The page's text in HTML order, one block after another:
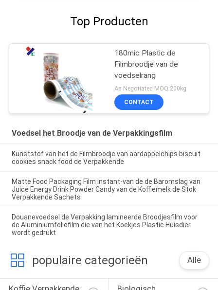
Top Producten
180mic Plastic de
Filmbroodje van de
voedselrang
As Negotiated MOQ:200kg
CONTACT
Voedsel het Broodje van de Verpakkingsfilm
Kunststof van het de Filmbroodje van aardappelchips biscuit
cookies snack food de Verpakkende
Matte Food Packaging Film Instant-van de de Baromslag van
Juice Energy Drink Powder Candy van de Koffiemelk de Stok
Verpakkende Sachets
Douanevoedsel de Verpakking lamineerde Broodjesfilm voor
de Aluminiumfoliefilm die van het Koekjes Plastic Huisdier
wordt gedrukt
populaire categorieën Alle